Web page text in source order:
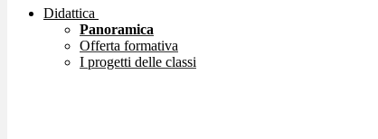
Didattica
Panoramica
Offerta formativa
I progetti delle classi